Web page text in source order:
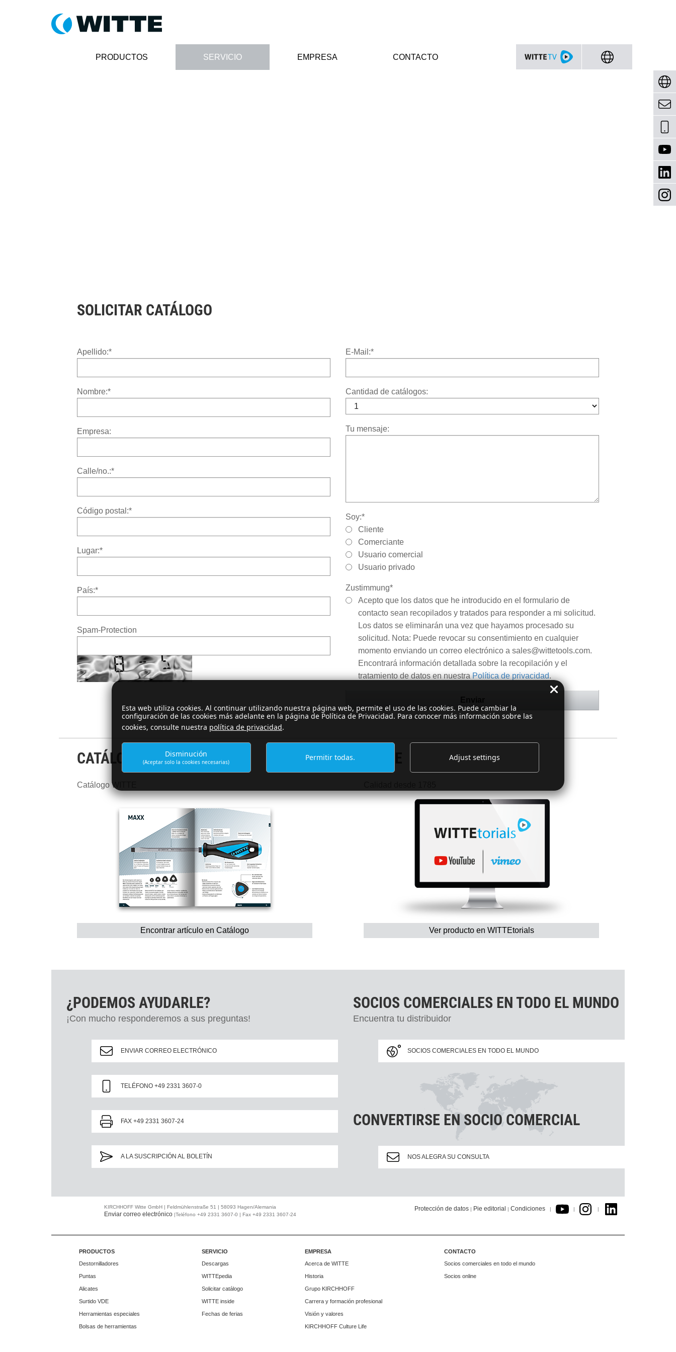
PRODUCTOS SERVICIO EMPRESA CONTACTO
SOLICITAR CATÁLOGO
Apellido:*
Nombre:*
Empresa:
Calle/no.:*
Código postal:*
Lugar:*
País:*
Spam-Protection
E-Mail:*
Cantidad de catálogos:
Tu mensaje:
Soy:*
Cliente
Comerciante
Usuario comercial
Usuario privado
Zustimmung*
Acepto que los datos que he introducido en el formulario de
contacto sean recopilados y tratados para responder a mi solicitud.
Los datos se eliminarán una vez que hayamos procesado su
solicitud. Nota: Puede revocar su consentimiento en cualquier
momento enviando un correo electrónico a sales@wittetools.com.
Encontrará información detallada sobre la recopilación y el
tratamiento de datos en nuestraPolítica de privacidad.
Encontrar artículo en Catálogo
CATÁLOGO
Catálogo WITTE
Ver producto en WITTEtorials
¿PODEMOS AYUDARLE?
¡Con mucho responderemos a sus preguntas!
ENVIAR CORREO ELECTRÓNICO
TELÉFONO +49 2331 3607-0
FAX +49 2331 3607-24
A LA SUSCRIPCIÓN AL BOLETÍN
SOCIOS COMERCIALES EN TODO EL MUNDO
Encuentra tu distribuidor
SOCIOS COMERCIALES EN TODO EL MUNDO
CONVERTIRSE EN SOCIO COMERCIAL
NOS ALEGRA SU CONSULTA
KIRCHHOFF Witte GmbH | Feldmühlenstraße 51 | 58093 Hagen/Alemania
Enviar correo electrónico |Teléfono +49 2331 3607-0 | Fax +49 2331 3607-24
Protección de datos | Pie editorial | Condiciones | | |
PRODUCTOS
Destornilladores
Puntas
Alicates
Surtido VDE
Herramientas especiales
Bolsas de herramientas
SERVICIO
Descargas
WITTEpedia
Solicitar catálogo
WITTE inside
Fechas de ferias
EMPRESA
Acerca de WITTE
Historia
Grupo KIRCHHOFF
Carrera y formación profesional
Visión y valores
KIRCHHOFF Culture Life
CONTACTO
Socios comerciales en todo el mundo
Socios online
Esta web utiliza cookies. Al continuar utilizando nuestra página web, permite el uso de las cookies. Puede cambiar la
configuración de las cookies más adelante en la página de Política de Privacidad. Para conocer más información sobre las
cookies, consulte nuestra política de privacidad.
Disminución
(Aceptar solo la cookies necesarias) Permitir todas. Adjust settings